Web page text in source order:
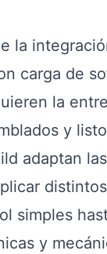
la
carga de
la
y
adaptan
simples
y